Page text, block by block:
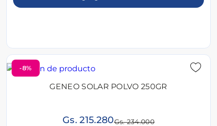
-8%
GENEO SOLAR POLVO 250GR
Gs. 215.280Gs. 234.000